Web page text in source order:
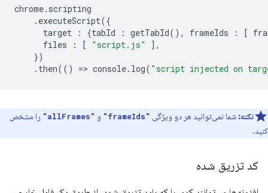
chrome. scripting
. executeScript({
target
: {tabId : getTabId(), frameIds : [
files
: [ "script.js"
],
})
. then(() => console. log( "script injected on
نکته: شما نمی‌توانید هر دو ویژگی "frameIds" و "allFrames"
را مشخص
کنید.
کد تزریق شده